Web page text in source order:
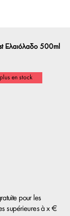
Ελαιόλαδο 500ml
en stock
pour les
supérieures à x €